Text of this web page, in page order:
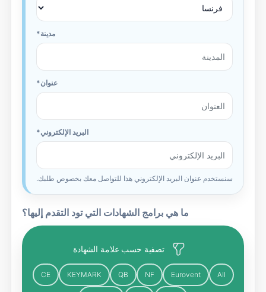
البريد الإلكتروني
سنستخدم عنوان البريد الإلكتروني هذا للتواصل معك بخصوص طلبك.
ما هي برامج الشهادات التي تود التقدم إليها؟
تصفية حسب علامة الشهادة
Eurovent
NF
QB
KEYMARK
CE